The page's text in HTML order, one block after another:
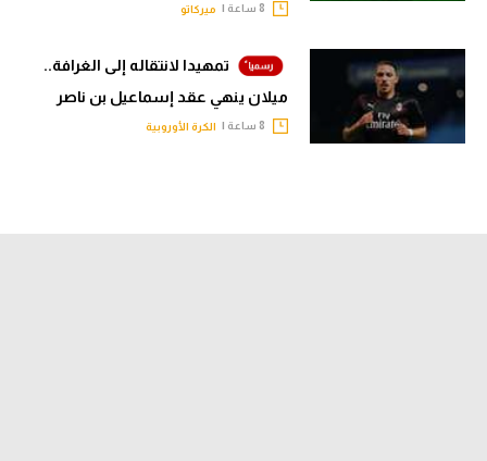
ميركاتو
تمهيدا لانتقاله إلى الغرافة..
ميلان ينهي عقد إسماعيل بن ناصر
الكرة الأوروبية